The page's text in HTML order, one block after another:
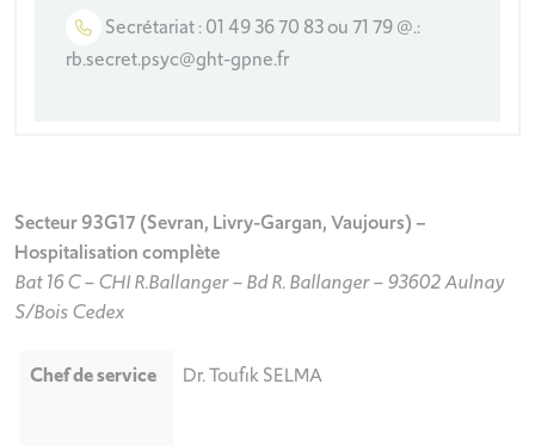
Secrétariat : 01 49 36 70 83 ou 71 79 @.:
rb.secret.psyc@ght-gpne.fr
Secteur 93G17 (Sevran, Livry-Gargan, Vaujours) –
Hospitalisation complète
Bat 16 C – CHI R.Ballanger – Bd R. Ballanger – 93602 Aulnay
S/Bois Cedex
Chef de service Dr. Toufik SELMA